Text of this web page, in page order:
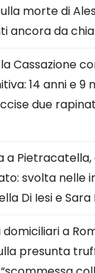
morte di
ancora da
Cassazione
14 anni e 9
due
a
svolta nelle
Di Iesi e Sara
domiciliari a
presunta